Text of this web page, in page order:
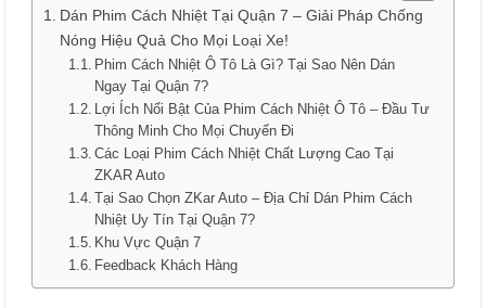
Dán Phim Cách Nhiệt Tại Quận 7 – Giải Pháp Chống
Nóng Hiệu Quả Cho Mọi Loại Xe!
Phim Cách Nhiệt Ô Tô Là Gì? Tại Sao Nên Dán
Ngay Tại Quận 7?
Lợi Ích Nổi Bật Của Phim Cách Nhiệt Ô Tô – Đầu Tư
Thông Minh Cho Mọi Chuyến Đi
Các Loại Phim Cách Nhiệt Chất Lượng Cao Tại
ZKAR Auto
Tại Sao Chọn ZKar Auto – Địa Chỉ Dán Phim Cách
Nhiệt Uy Tín Tại Quận 7?
Khu Vực Quận 7
Feedback Khách Hàng